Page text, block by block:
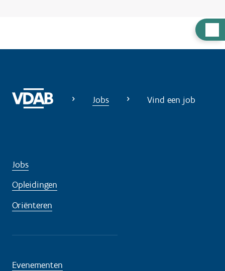
u
Jobs Vind een job
Jobs
Opleidingen
Oriënteren
Evenementen